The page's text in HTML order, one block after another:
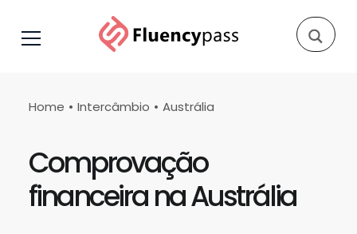
Home Intercâmbio Austrália
Comprovação
financeira na Austrália